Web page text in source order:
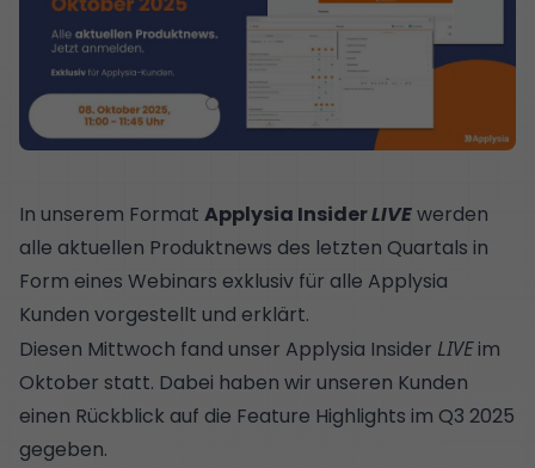
In unserem Format Applysia InsiderLIVEwerden
alle aktuellen Produktnews des letzten Quartals in
Form eines Webinars exklusiv für alle Applysia
Kunden vorgestellt und erklärt.
Diesen Mittwoch fand unser Applysia Insider LIVEim
Oktober statt. Dabei haben wir unseren Kunden
einen Rückblick auf die Feature Highlights im Q3 2025
gegeben.